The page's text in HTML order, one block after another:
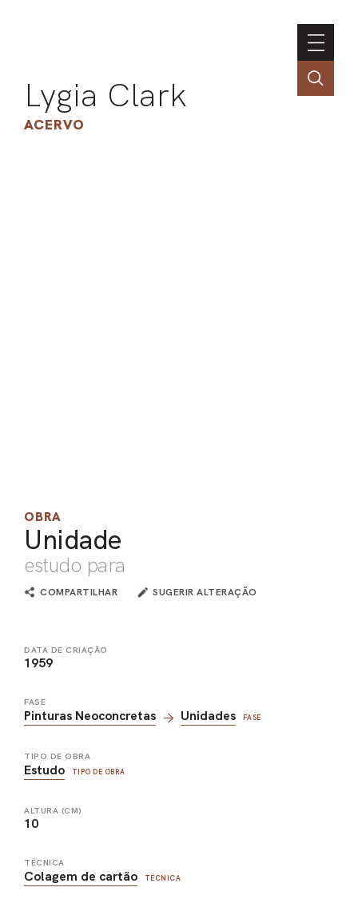
Lygia Clark
ACERVO
OBRA
Unidade
estudo para
COMPARTILHAR SUGERIR ALTERAÇÃO
DATA DE CRIAÇÃO
1959
FASE
Pinturas Neoconcretas Unidades FASE
TIPO DE OBRA
Estudo TIPO DE OBRA
ALTURA (CM)
10
TÉCNICA
Colagem de cartão TÉCNICA